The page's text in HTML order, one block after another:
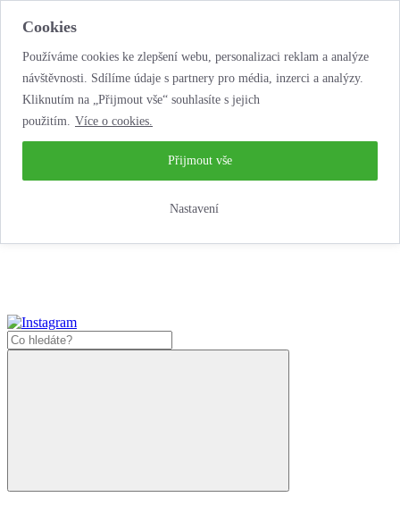
Cookies
Používáme cookies ke zlepšení webu, personalizaci reklam a analýze
návštěvnosti. Sdílíme údaje s partnery pro média, inzerci a analýzy.
Kliknutím na „Přijmout vše“ souhlasíte s jejich
použitím. Více o cookies.
Nastavení
Přijmout vše
...neobyčejná jízda životem!